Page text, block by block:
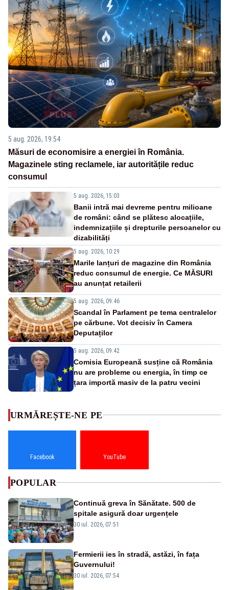
5 aug. 2026, 19:54
Măsuri de economisire a energiei în România.
Magazinele sting reclamele, iar autoritățile reduc
consumul
5 aug. 2026, 15:03
Banii intră mai devreme pentru milioane
de români: când se plătesc alocațiile,
indemnizațiile și drepturile persoanelor cu
dizabilități
5 aug. 2026, 10:29
Marile lanțuri de magazine din România
reduc consumul de energie. Ce MĂSURI
au anunțat retailerii
5 aug. 2026, 09:46
Scandal în Parlament pe tema centralelor
pe cărbune. Vot decisiv în Camera
Deputaților
5 aug. 2026, 09:42
Comisia Europeană susține că România
nu are probleme cu energia, în timp ce
țara importă masiv de la patru vecini
URMĂREȘTE-NE PE
Facebook YouTube
POPULAR
Continuă greva în Sănătate. 500 de
spitale asigură doar urgențele
30 iul. 2026, 07:51
Fermierii ies în stradă, astăzi, în fața
Guvernului!
30 iul. 2026, 07:54